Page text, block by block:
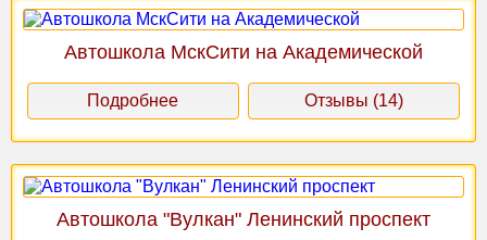
Автошкола МскСити на Академической
Подробнее Отзывы (14)
Автошкола "Вулкан" Ленинский проспект